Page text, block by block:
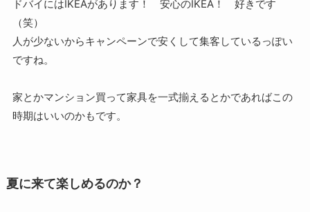
ドバイにはIKEAがあります！ 安心のIKEA！ 好きです
（笑）
人が少ないからキャンペーンで安くして集客しているっぽい
ですね。
家とかマンション買って家具を一式揃えるとかであればこの
時期はいいのかもです。
夏に来て楽しめるのか？